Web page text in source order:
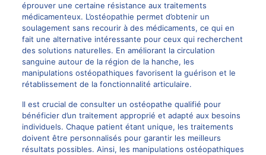
éprouver une certaine résistance aux traitements
médicamenteux. L’ostéopathie permet d’obtenir un
soulagement sans recourir à des médicaments, ce qui en
fait une alternative intéressante pour ceux qui recherchent
des solutions naturelles. En améliorant la circulation
sanguine autour de la région de la hanche, les
manipulations ostéopathiques favorisent la guérison et le
rétablissement de la fonctionnalité articulaire.
Il est crucial de consulter un ostéopathe qualifié pour
bénéficier d’un traitement approprié et adapté aux besoins
individuels. Chaque patient étant unique, les traitements
doivent être personnalisés pour garantir les meilleurs
résultats possibles. Ainsi, les manipulations ostéopathiques